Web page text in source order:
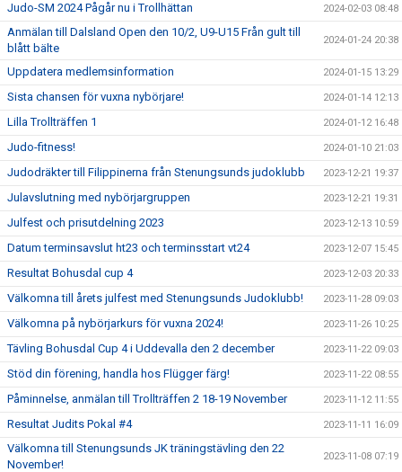
Judo-SM 2024 Pågår nu i Trollhättan 2024-02-03 08:48
Anmälan till Dalsland Open den 10/2, U9-U15 Från gult till
blått bälte
2024-01-24 20:38
Uppdatera medlemsinformation 2024-01-15 13:29
Sista chansen för vuxna nybörjare! 2024-01-14 12:13
Lilla Trollträffen 1 2024-01-12 16:48
Judo-fitness! 2024-01-10 21:03
Judodräkter till Filippinerna från Stenungsunds judoklubb 2023-12-21 19:37
Julavslutning med nybörjargruppen 2023-12-21 19:31
Julfest och prisutdelning 2023 2023-12-13 10:59
Datum terminsavslut ht23 och terminsstart vt24 2023-12-07 15:45
Resultat Bohusdal cup 4 2023-12-03 20:33
Välkomna till årets julfest med Stenungsunds Judoklubb! 2023-11-28 09:03
Välkomna på nybörjarkurs för vuxna 2024! 2023-11-26 10:25
Tävling Bohusdal Cup 4 i Uddevalla den 2 december 2023-11-22 09:03
Stöd din förening, handla hos Flügger färg! 2023-11-22 08:55
Påminnelse, anmälan till Trollträffen 2 18-19 November 2023-11-12 11:55
Resultat Judits Pokal #4 2023-11-11 16:09
Välkomna till Stenungsunds JK träningstävling den 22
November!
2023-11-08 07:19